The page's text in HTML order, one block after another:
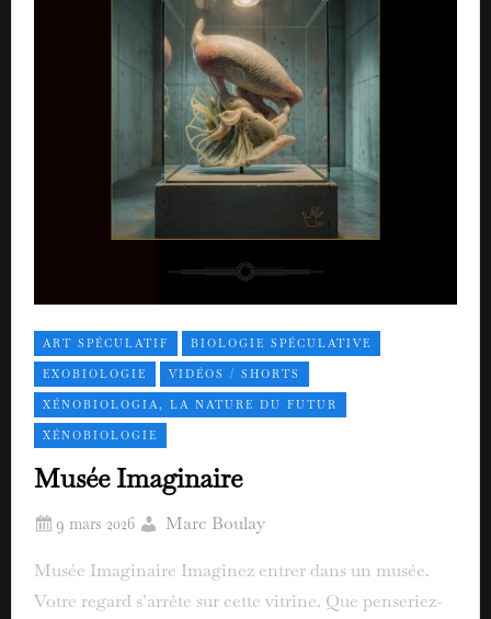
ART SPÉCULATIF BIOLOGIE SPÉCULATIVE
EXOBIOLOGIE VIDÉOS / SHORTS
XÉNOBIOLOGIA, LA NATURE DU FUTUR
XÉNOBIOLOGIE
Musée Imaginaire
Marc Boulay
Musée Imaginaire Imaginez entrer dans un musée.
Votre regard s’arrête sur cette vitrine. Que penseriez-